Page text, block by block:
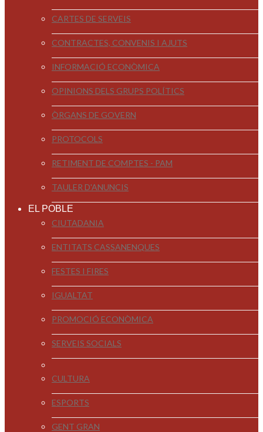
CARTES DE SERVEIS
CONTRACTES, CONVENIS I AJUTS
INFORMACIÓ ECONÒMICA
OPINIONS DELS GRUPS POLÍTICS
ÒRGANS DE GOVERN
PROTOCOLS
RETIMENT DE COMPTES - PAM
TAULER D'ANUNCIS
EL POBLE
CIUTADANIA
ENTITATS CASSANENQUES
FESTES I FIRES
IGUALTAT
PROMOCIÓ ECONÒMICA
SERVEIS SOCIALS
CULTURA
ESPORTS
GENT GRAN